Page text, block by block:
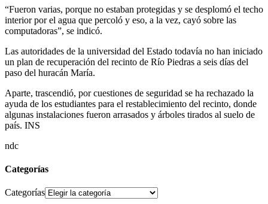
“Fueron varias, porque no estaban protegidas y se desplomó el techo
interior por el agua que percoló y eso, a la vez, cayó sobre las
computadoras”, se indicó.
Las autoridades de la universidad del Estado todavía no han iniciado
un plan de recuperación del recinto de Río Piedras a seis días del
paso del huracán María.
Aparte, trascendió, por cuestiones de seguridad se ha rechazado la
ayuda de los estudiantes para el restablecimiento del recinto, donde
algunas instalaciones fueron arrasados y árboles tirados al suelo de
país. INS
ndc
Categorías
Categorías